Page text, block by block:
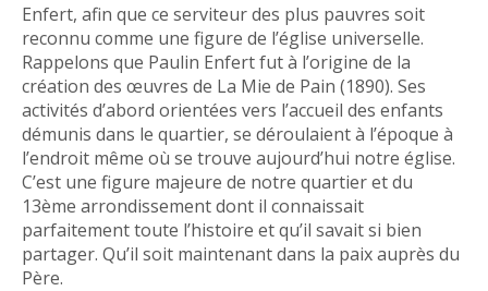
Enfert, afin que ce serviteur des plus pauvres soit
reconnu comme une figure de l’église universelle.
Rappelons que Paulin Enfert fut à l’origine de la
création des œuvres de La Mie de Pain (1890). Ses
activités d’abord orientées vers l’accueil des enfants
démunis dans le quartier, se déroulaient à l’époque à
l’endroit même où se trouve aujourd’hui notre église.
C’est une figure majeure de notre quartier et du
13ème arrondissement dont il connaissait
parfaitement toute l’histoire et qu’il savait si bien
partager. Qu’il soit maintenant dans la paix auprès du
Père.